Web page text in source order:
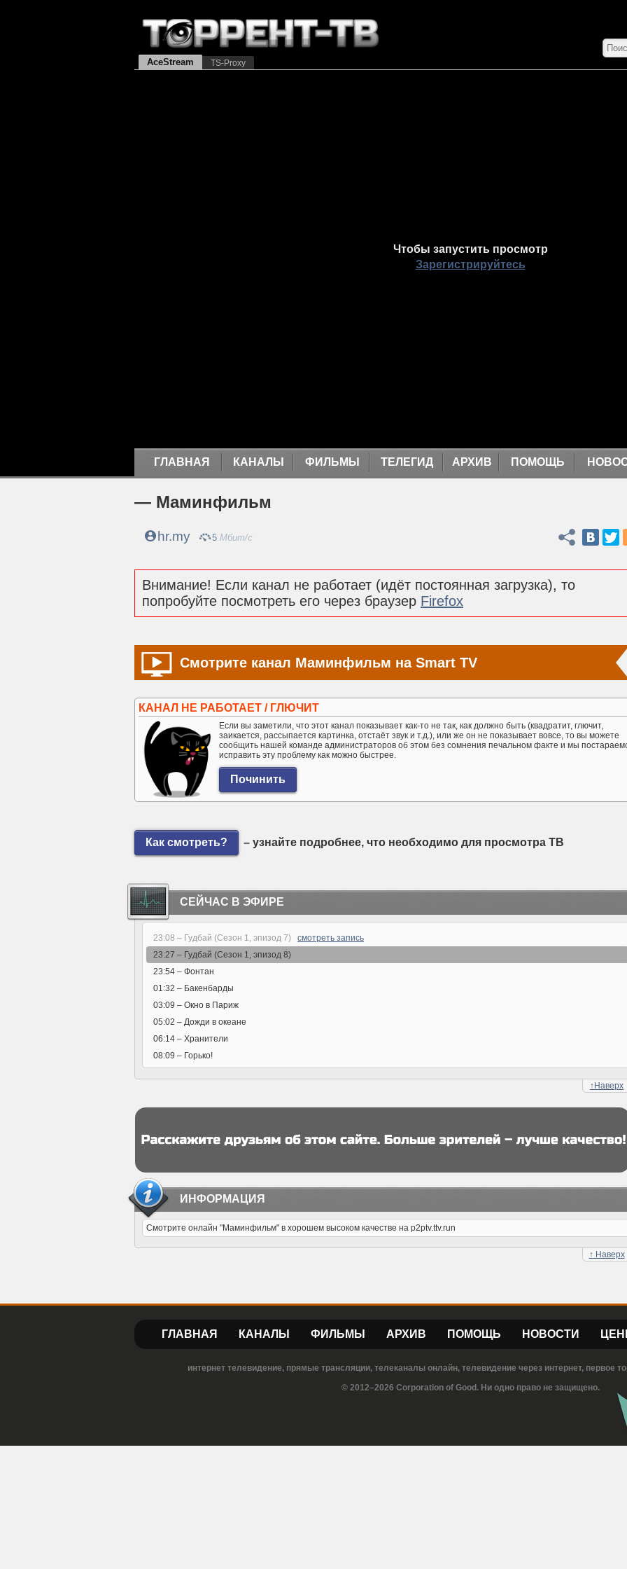
AceStream TS-Proxy
Чтобы запустить просмотр
Зарегистрируйтесь
ГЛАВНАЯ КАНАЛЫ ФИЛЬМЫ ТЕЛЕГИД АРХИВ ПОМОЩЬ
— Маминфильм
hr.my 5 Мбит/с Поделиться
Внимание! Если канал не работает (идёт постоянная загрузка), то
попробуйте посмотреть его через браузер Firefox
Смотрите канал Маминфильм на Smart TV
КАНАЛ НЕ РАБОТАЕТ / ГЛЮЧИТ
Если вы заметили, что этот канал показывает как-то не так, как должно быть (квадратит, глючит,
заикается, рассыпается картинка, отстаёт звук и т.д.), или же он не показывает вовсе, то вы можете
сообщить нашей команде администраторов об этом без сомнения печальном факте и мы
исправить эту проблему как можно быстрее.
Как смотреть? – узнайте подробнее, что необходимо для просмотра ТВ
СЕЙЧАС В ЭФИРЕ
23:08 – Гудбай (Сезон 1, эпизод 7) смотреть запись
23:27 – Гудбай (Сезон 1, эпизод 8)
23:54 – Фонтан
01:32 – Бакенбарды
03:09 – Окно в Париж
05:02 – Дожди в океане
06:14 – Хранители
08:09 – Горько!
↑ Наверх
ИНФОРМАЦИЯ
Смотрите онлайн "Маминфильм" в хорошем высоком качестве на p2ptv.ttv.run
↑ Наверх
ГЛАВНАЯ КАНАЛЫ ФИЛЬМЫ АРХИВ ПОМОЩЬ НОВОСТИ
интернет телевидение, прямые трансляции, телеканалы онлайн, телевидение через интернет, первое
© 2012–2026 Corporation of Good. Ни одно право не защищено.